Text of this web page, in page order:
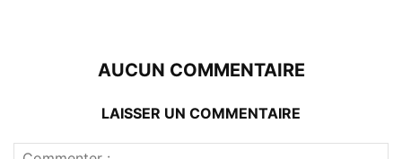
AUCUN COMMENTAIRE
LAISSER UN COMMENTAIRE